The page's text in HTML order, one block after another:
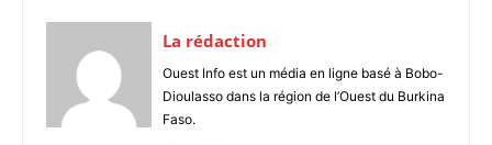
La rédaction
Ouest Info est un média en ligne basé à Bobo-
Dioulasso dans la région de l’Ouest du Burkina
Faso.